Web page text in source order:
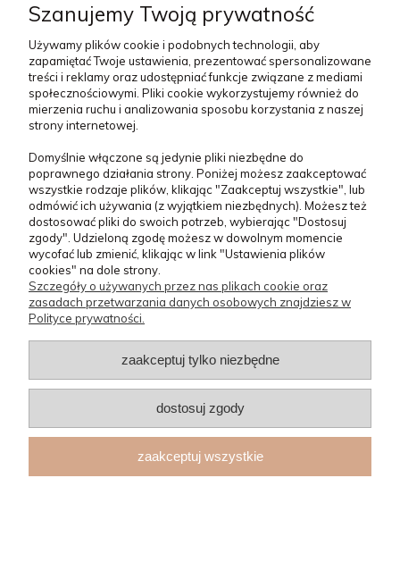
Laska metalowa anatomiczna z uchwytem czarno-
LASKI OZDOBNE
219,00 zł
ZOBACZ
Szanujemy Twoją prywatność
Używamy plików cookie i podobnych technologii, aby
zapamiętać Twoje ustawienia, prezentować spersonalizowane
treści i reklamy oraz udostępniać funkcje związane z mediami
społecznościowymi. Pliki cookie wykorzystujemy również do
mierzenia ruchu i analizowania sposobu korzystania z naszej
strony internetowej.
Domyślnie włączone są jedynie pliki niezbędne do
poprawnego działania strony. Poniżej możesz zaakceptować
wszystkie rodzaje plików, klikając "Zaakceptuj wszystkie", lub
odmówić ich używania (z wyjątkiem niezbędnych). Możesz też
dostosować pliki do swoich potrzeb, wybierając "Dostosuj
zgody". Udzieloną zgodę możesz w dowolnym momencie
wycofać lub zmienić, klikając w link "Ustawienia plików
cookies" na dole strony.
Szczegóły o używanych przez nas plikach cookie oraz
zasadach przetwarzania danych osobowych znajdziesz w
Polityce prywatności.
zaakceptuj tylko niezbędne
dostosuj zgody
zaakceptuj wszystkie